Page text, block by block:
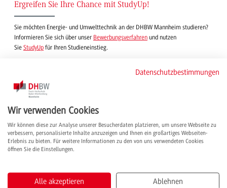
Ergreifen Sie Ihre Chance mit StudyUp!
Sie möchten Energie- und Umwelttechnik an der DHBW Mannheim studieren?
Informieren Sie sich über unser Bewerbungsverfahren und nutzen
Sie StudyUp für Ihren Studieneinstieg.
vernetzen wir
Studienbewerber*innen und Partnerfirmen unserer Hochschule. Hier finden Sie
freie Studienplätze sowie die dazugehörigen Kontaktmöglichkeiten zum
Dualen Partnern finden lassen.
Studienplätze finden
Datenschutzbestimmungen
Wir verwenden Cookies
Wir können diese zur Analyse unserer Besucherdaten platzieren, um unsere Webseite zu
verbessern, personalisierte Inhalte anzuzeigen und Ihnen ein großartiges Webseiten-
Erlebnis zu bieten. Für weitere Informationen zu den von uns verwendeten Cookies
öffnen Sie die Einstellungen.
Alle akzeptieren Ablehnen